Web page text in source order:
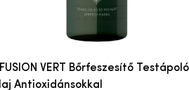
VERT Bőrfeszesítő Testápoló
Antioxidánsokkal